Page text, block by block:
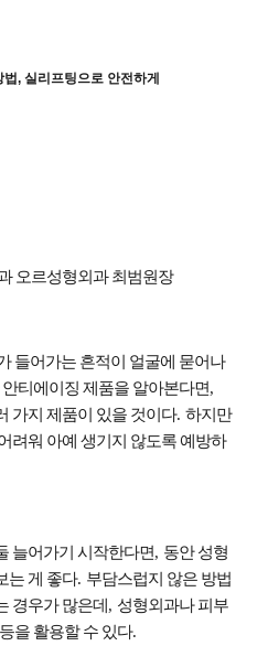
, 실리프팅으로 안전하게
오르성형외과 최범원장
들어가는 흔적이 얼굴에 묻어나
티에이징 제품을 알아본다면,
가지 제품이 있을 것이다. 하지만
려워 아예 생기지 않도록 예방하
늘어가기 시작한다면, 동안 성형
는 게 좋다. 부담스럽지 않은 방법
경우가 많은데 , 성형외과나 피부
을 활용할 수 있다.